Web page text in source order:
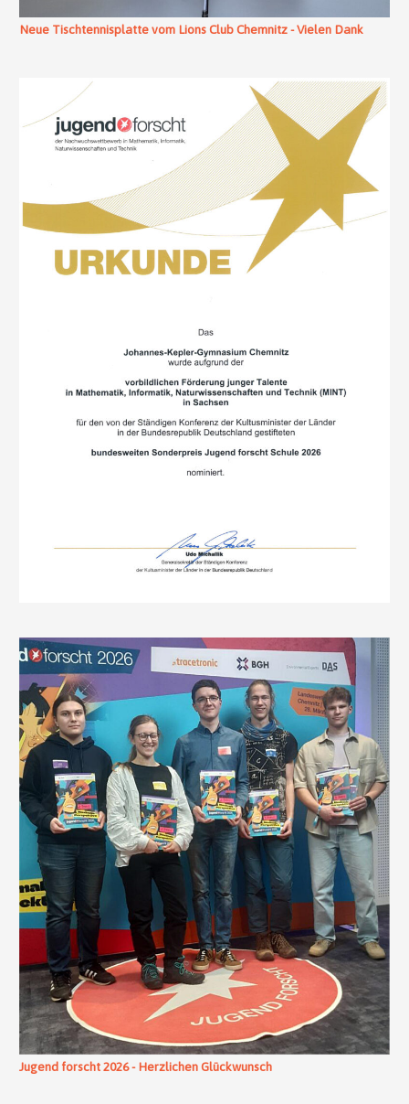
Neue Tischtennisplatte vom Lions Club Chemnitz - Vielen Dank
Jugend forscht 2026 - Herzlichen Glückwunsch